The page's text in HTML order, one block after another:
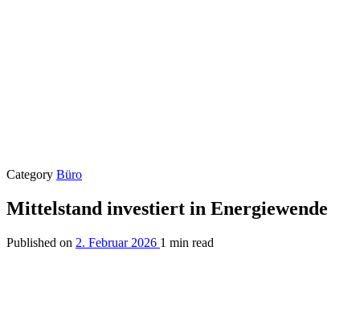
Category Büro
Mittelstand investiert in Energiewende
Published on 2. Februar 2026 1 min read